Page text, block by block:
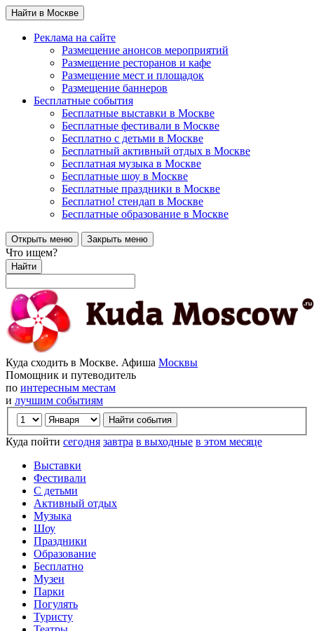
Найти в Москве
Реклама на сайте
Размещение анонсов мероприятий
Размещение ресторанов и кафе
Размещение мест и площадок
Размещение баннеров
Бесплатные события
Бесплатные выставки в Москве
Бесплатные фестивали в Москве
Бесплатно с детьми в Москве
Бесплатный активный отдых в Москве
Бесплатная музыка в Москве
Бесплатные шоу в Москве
Бесплатные праздники в Москве
Бесплатно! стендап в Москве
Бесплатные образование в Москве
Открыть меню Закрыть меню
Что ищем?
Найти
Куда сходить в Москве. Афиша Москвы
Помощник и путеводитель
по интересным местам
и лучшим событиям
Куда пойти сегодня завтра в выходные в этом месяце
Выставки
Фестивали
С детьми
Активный отдых
Музыка
Шоу
Праздники
Образование
Бесплатно
Музеи
Парки
Погулять
Туристу